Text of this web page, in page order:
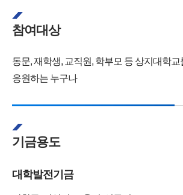
참여대상
동문, 재학생, 교직원, 학부모 등 상지대학교
응원하는 누구나
기금용도
대학발전기금